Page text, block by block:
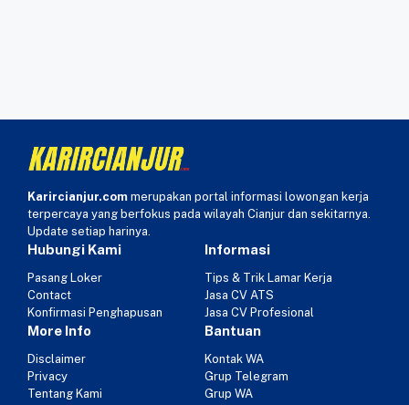
Karircianjur.com merupakan portal informasi lowongan kerja
terpercaya yang berfokus pada wilayah Cianjur dan sekitarnya.
Update setiap harinya.
Hubungi Kami
Pasang Loker
Contact
Konfirmasi Penghapusan
Informasi
Tips & Trik Lamar Kerja
Jasa CV ATS
Jasa CV Profesional
More Info
Disclaimer
Privacy
Tentang Kami
Bantuan
Kontak WA
Grup Telegram
Grup WA